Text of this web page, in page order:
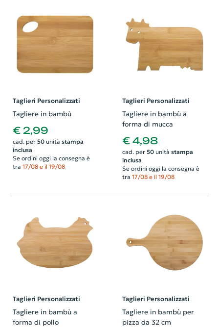
Taglieri Personalizzati
Tagliere in bambù
€ 2,99
cad. per 50unità stampa
inclusa
Se ordini oggi la consegna è
tra 17/08 e il 19/08
Taglieri Personalizzati
Tagliere in bambù a
forma di mucca
€ 4,98
cad. per 50unità stampa
inclusa
Se ordini oggi la consegna è
tra 17/08 e il 19/08
Taglieri Personalizzati
Tagliere in bambù a
forma di pollo
Taglieri Personalizzati
Tagliere in bambù per
pizza da 32 cm